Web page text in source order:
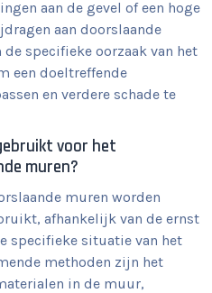
aan de gevel of een hoge
aan doorslaande
specifieke oorzaak van het
een doeltreffende
en verdere schade te
voor het
muren?
muren worden
afhankelijk van de ernst
specifieke situatie van het
methoden zijn het
in de muur,